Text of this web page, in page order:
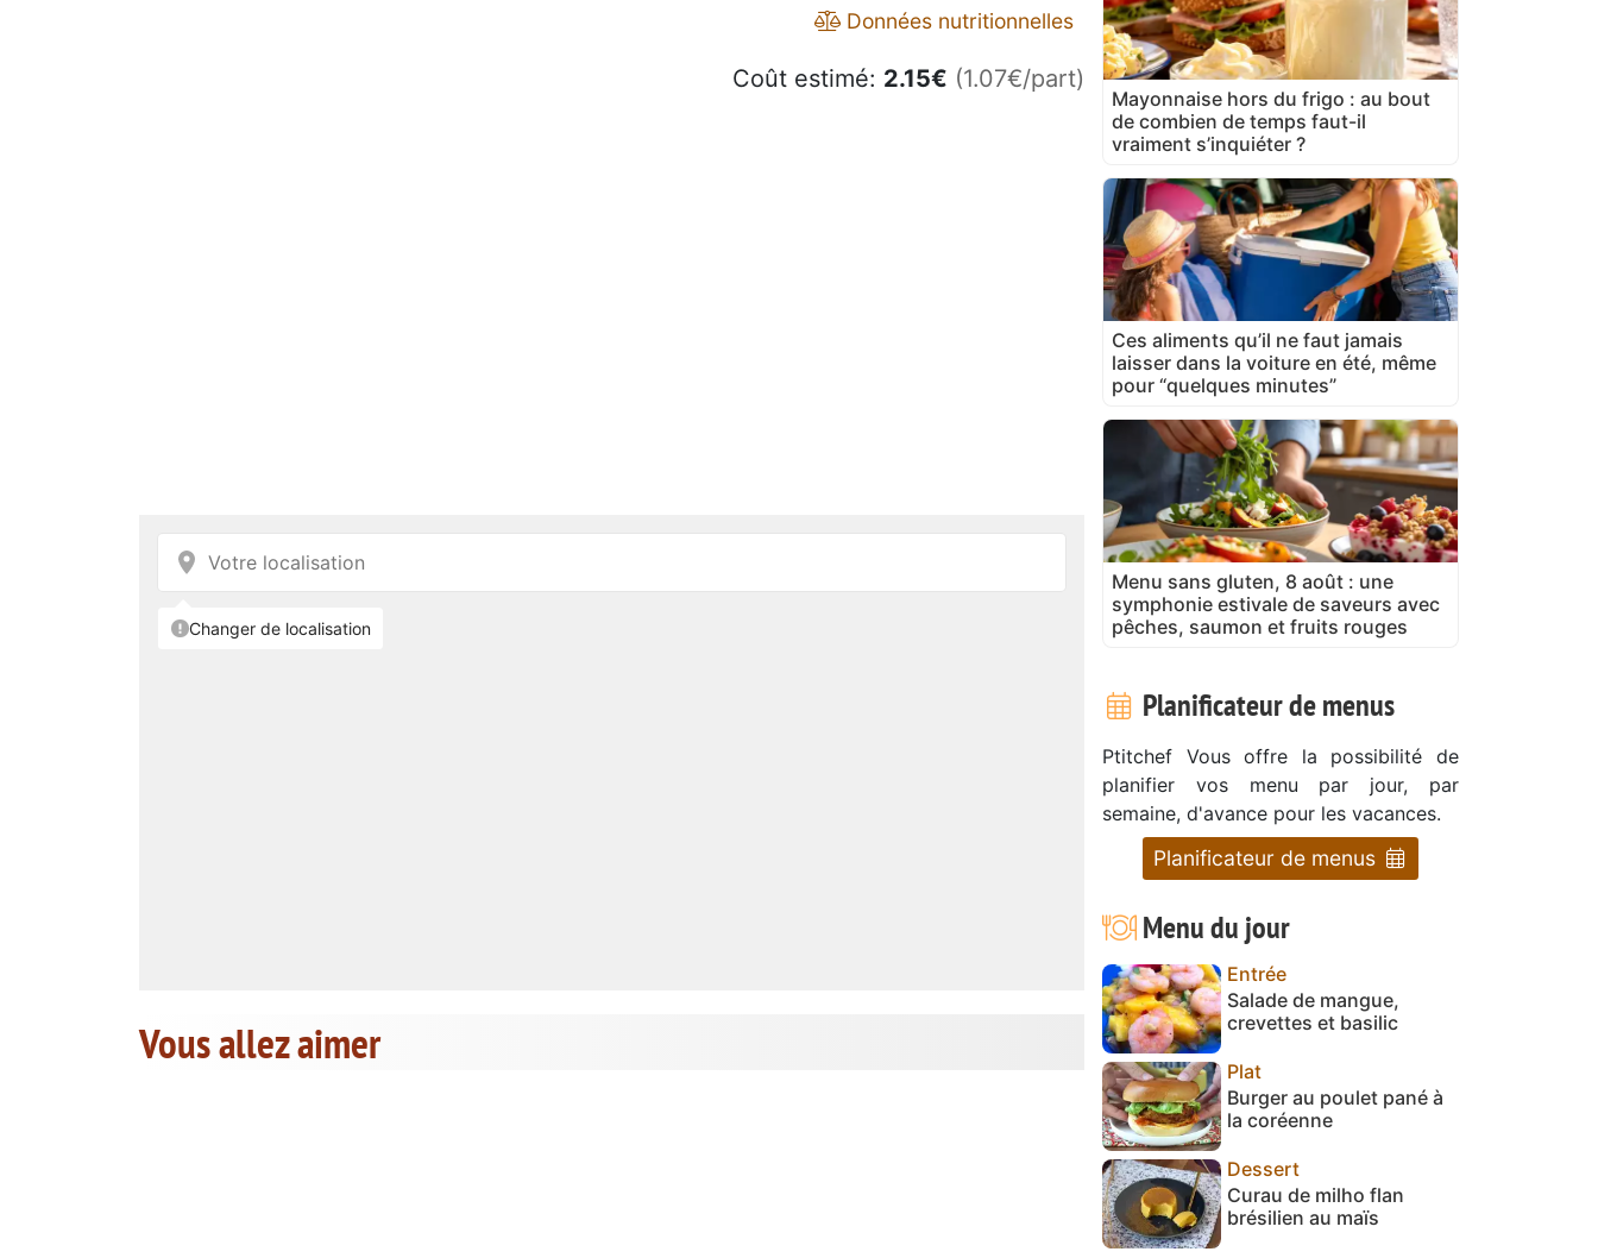
Données nutritionnelles
Coût estimé: 2.15€ (1.07€/part)
Vous allez aimer
Mayonnaise hors du frigo : au bout
de combien de temps faut-il
vraiment s’inquiéter ?
Ces aliments qu’il ne faut jamais
laisser dans la voiture en été, même
pour “quelques minutes”
Menu sans gluten, 8 août : une
symphonie estivale de saveurs avec
pêches, saumon et fruits rouges
Planificateur de menus
Ptitchef Vous offre la possibilité de
planifier vos menu par jour, par
semaine, d'avance pour les vacances.
Planificateur de menus
Menu du jour
Entrée
Salade de mangue,
crevettes et basilic
Plat
Burger au poulet pané à
la coréenne
Dessert
Curau de milho flan
brésilien au maïs